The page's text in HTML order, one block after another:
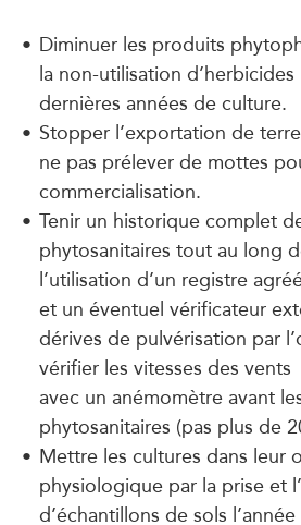
Diminuer les produits
la non-utilisation
dernières années de culture.
Stopper l’exportation de
ne pas prélever de mottes
commercialisation.
Tenir un historique complet
phytosanitaires tout au long
l’utilisation d’un registre
et un éventuel vérificateur
dérives de pulvérisation par
vérifier les vitesses des vents
avec un anémomètre avant
phytosanitaires (pas plus de
Mettre les cultures dans leur
physiologique par la prise et
d’échantillons de sols